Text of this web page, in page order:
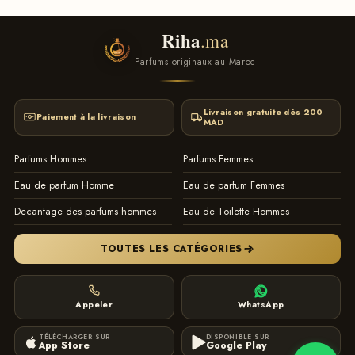
Riha.ma
Parfums originaux au Maroc
Paiement à la livraison
Livraison gratuite dès 200
MAD
Parfums Hommes
Parfums Femmes
Eau de parfum Homme
Eau de parfum Femmes
Decantage des parfums hommes
Eau de Toilette Hommes
TOUTES LES CATÉGORIES
Appeler WhatsApp
TÉLÉCHARGER SUR
App Store
DISPONIBLE SUR
Google Play